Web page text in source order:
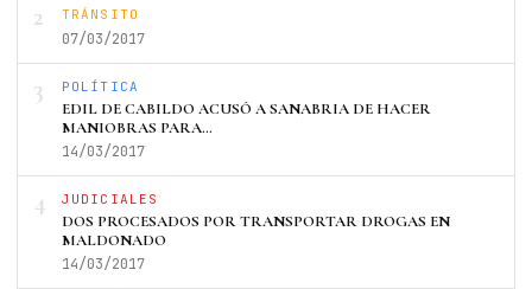
2 TRÁNSITO
07/03/2017
3 POLÍTICA
EDIL DE CABILDO ACUSÓ A SANABRIA DE HACER
MANIOBRAS PARA…
14/03/2017
4 JUDICIALES
DOS PROCESADOS POR TRANSPORTAR DROGAS EN
MALDONADO
14/03/2017